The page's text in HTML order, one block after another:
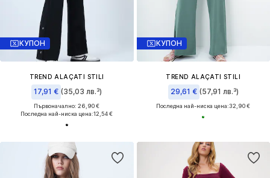
КУПОН
TREND ALAÇATI STILI
17,91 € (35,03 лв.³)
Първоначално: 26,90 €
Последна най-ниска цена:12,54 €
КУПОН
TREND ALAÇATI STILI
29,61 € (57,91 лв.³)
Последна най-ниска цена:32,90 €